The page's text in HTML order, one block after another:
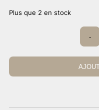
Plus que 2 en stock
fish
-